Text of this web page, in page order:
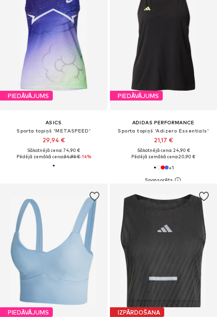
PIEDĀVĀJUMS
ASICS
Sporta topiņš 'METASPEED'
29,94 €
Sākotnējā cena: 74,90 €
Pēdējā zemākā cena:34,93 €-14%
PIEDĀVĀJUMS
ADIDAS PERFORMANCE
Sporta topiņš 'Adizero Essentials'
21,17 €
Sākotnējā cena: 24,90 €
Pēdējā zemākā cena:20,90 €
+1
PIEDĀVĀJUMS IZPĀRDOŠANA